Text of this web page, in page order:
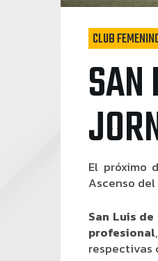
CLUB
El próximo
Ascenso
San Luis
profesional
respectivas